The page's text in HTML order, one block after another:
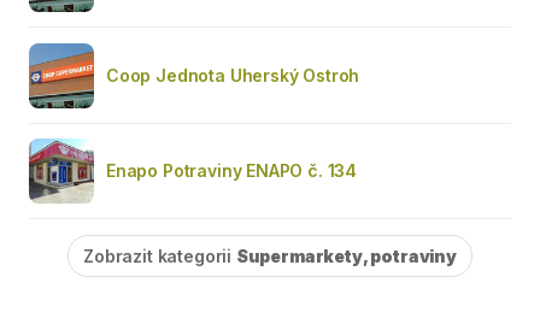
Coop Jednota Uherský Ostroh
Enapo Potraviny ENAPO č. 134
Zobrazit kategorii Supermarkety, potraviny